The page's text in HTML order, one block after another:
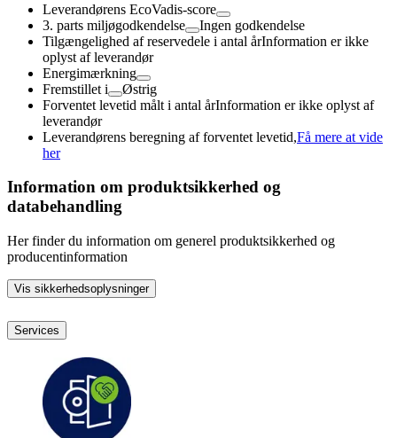
Leverandørens EcoVadis-score
3. parts miljøgodkendelse
Ingen godkendelse
Tilgængelighed af reservedele i antal årInformation er ikke
oplyst af leverandør
Energimærkning
Fremstillet i
Østrig
Forventet levetid målt i antal årInformation er ikke oplyst af
leverandør
Leverandørens beregning af forventet levetid,Få mere at vide
her
Information om produktsikkerhed og
databehandling
Her finder du information om generel produktsikkerhed og
producentinformation
Vis sikkerhedsoplysninger
Services